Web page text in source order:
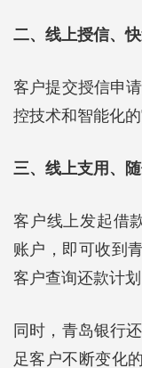
二、线上授信、
客户提交授信申
控技术和智能化
三、线上支用、
客户线上发起借
账户，即可收到
客户查询还款计
同时，青岛银行
足客户不断变化